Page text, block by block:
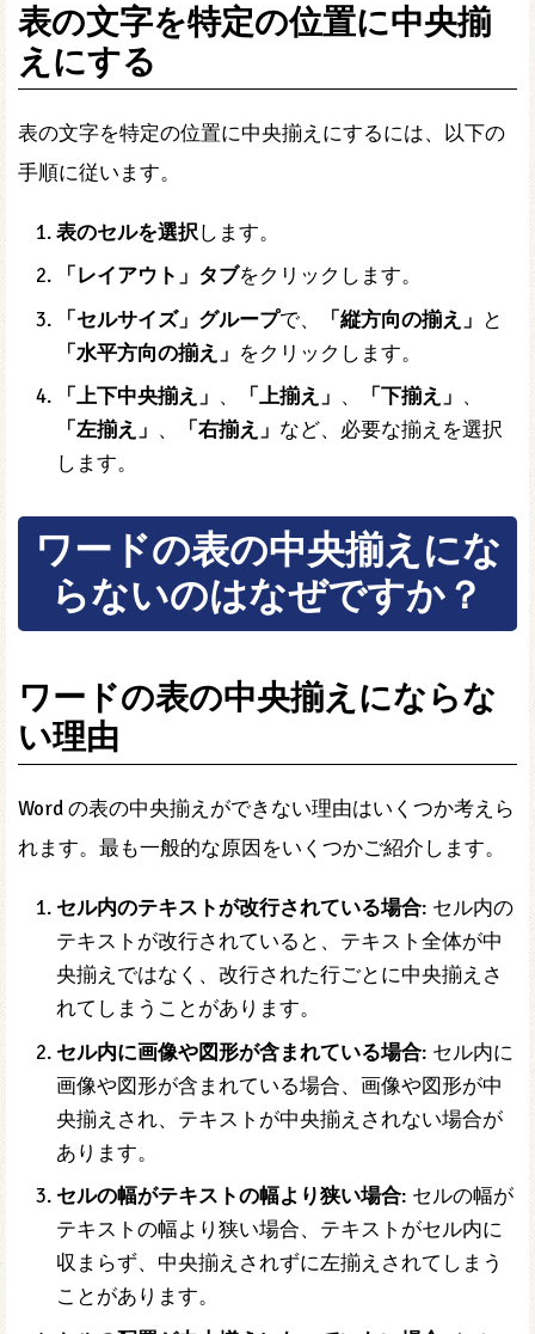
表の文字を特定の位置に中央揃
えにする
表の文字を特定の位置に中央揃えにするには、以下の
手順に従います。
表のセルを選択します。
「レイアウト」タブをクリックします。
「セルサイズ」グループで、 「縦方向の揃え」 と
「水平方向の揃え」 をクリックします。
「上下中央揃え」 、 「上揃え」 、 「下揃え」 、
「左揃え」 、 「右揃え」 など、必要な揃えを選択
します。
ワードの表の中央揃えにな
らないのはなぜですか？
ワードの表の中央揃えにならな
い理由
Word の表の中央揃えができない理由はいくつか考えら
れます。最も一般的な原因をいくつかご紹介します。
セル内のテキストが改行されている場合: セル内の
テキストが改行されていると、テキスト全体が中
央揃えではなく、改行された行ごとに中央揃えさ
れてしまうことがあります。
セル内に画像や図形が含まれている場合: セル内に
画像や図形が含まれている場合、画像や図形が中
央揃えされ、テキストが中央揃えされない場合が
あります。
セルの幅がテキストの幅より狭い場合: セルの幅が
テキストの幅より狭い場合、テキストがセル内に
収まらず、中央揃えされずに左揃えされてしまう
ことがあります。